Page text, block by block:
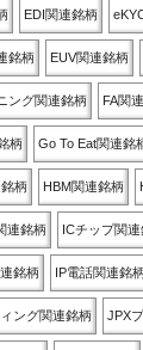
EDI関連銘柄
銘柄 EUV関連銘柄
ング関連銘柄 FA関
柄 Go To Eat関連銘
柄 HBM関連銘柄
連銘柄 ICチップ関
銘柄 IP電話関連銘
ング関連銘柄 JPX